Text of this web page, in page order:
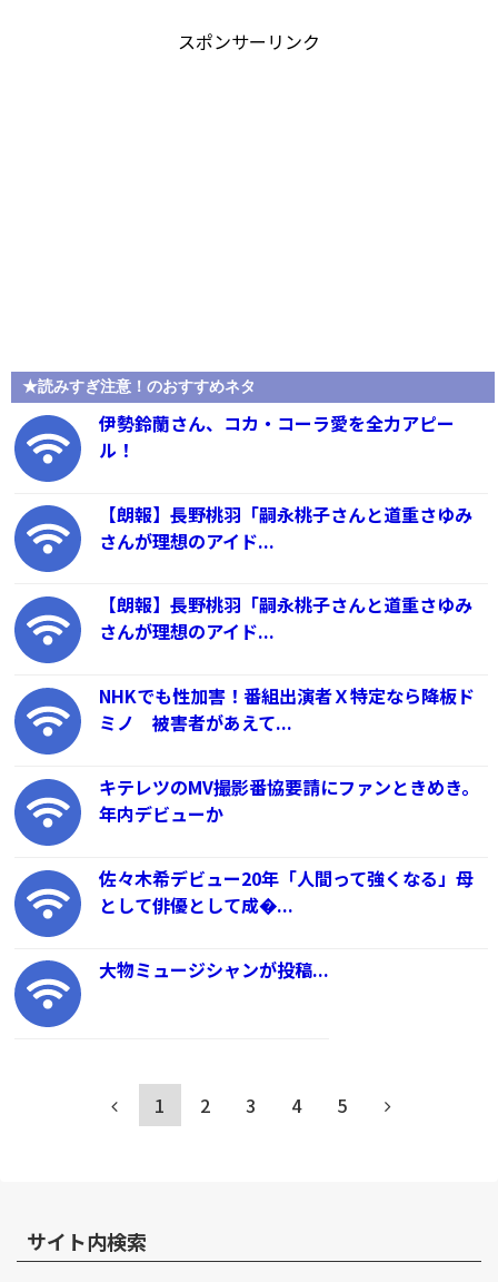
スポンサーリンク
★読みすぎ注意！のおすすめネタ
伊勢鈴蘭さん、コカ・コーラ愛を全力アピー
ル！
【朗報】長野桃羽「嗣永桃子さんと道重さゆみ
さんが理想のアイド...
【朗報】長野桃羽「嗣永桃子さんと道重さゆみ
さんが理想のアイド...
NHKでも性加害！番組出演者Ｘ特定なら降板ド
ミノ 被害者があえて...
キテレツのMV撮影番協要請にファンときめき。
年内デビューか
佐々木希デビュー20年「人間って強くなる」母
として俳優として成�...
大物ミュージシャンが投稿...
1 2 3 4 5
サイト内検索